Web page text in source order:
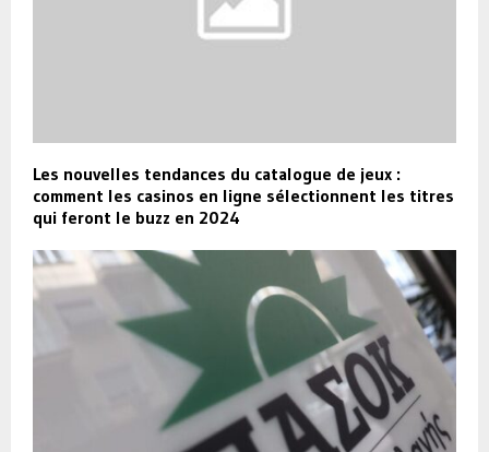
Les nouvelles tendances du catalogue de jeux :
comment les casinos en ligne sélectionnent les titres
qui feront le buzz en 2024